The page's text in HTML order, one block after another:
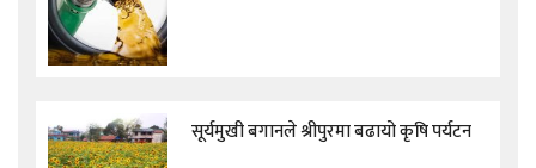
सूर्यमुखी बगानले श्रीपुरमा बढायो कृषि पर्यटन